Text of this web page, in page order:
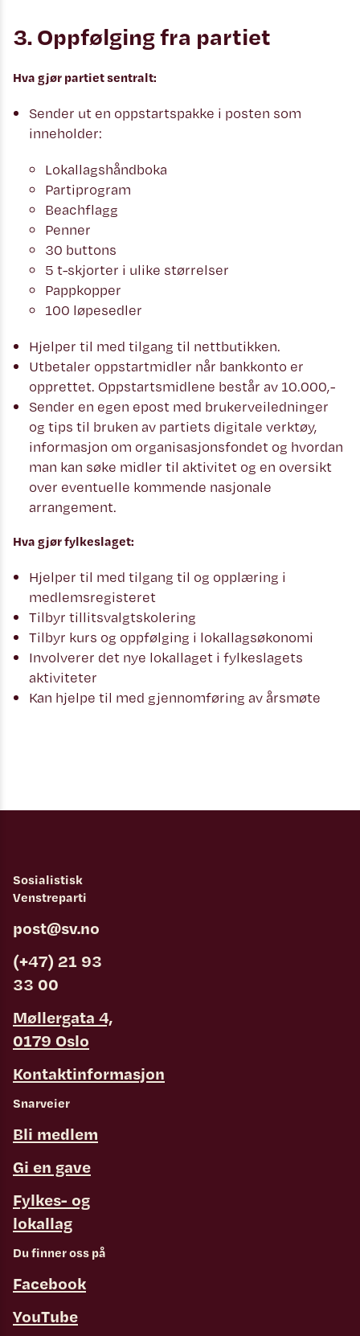
3. Oppfølging fra partiet
Hva gjør partiet sentralt:
Sender ut en oppstartspakke i posten som
inneholder:
Lokallagshåndboka
Partiprogram
Beachflagg
Penner
30 buttons
5 t-skjorter i ulike størrelser
Pappkopper
100 løpesedler
Hjelper til med tilgang til nettbutikken.
Utbetaler oppstartmidler når bankkonto er
opprettet. Oppstartsmidlene består av 10.000,-
Sender en egen epost med brukerveiledninger
og tips til bruken av partiets digitale verktøy,
informasjon om organisasjonsfondet og hvordan
man kan søke midler til aktivitet og en oversikt
over eventuelle kommende nasjonale
arrangement.
Hva gjør fylkeslaget:
Hjelper til med tilgang til og opplæring i
medlemsregisteret
Tilbyr tillitsvalgtskolering
Tilbyr kurs og oppfølging i lokallagsøkonomi
Involverer det nye lokallaget i fylkeslagets
aktiviteter
Kan hjelpe til med gjennomføring av årsmøte
Sosialistisk
Venstreparti
post@sv.no
(+47) 21 93
33 00
Møllergata 4,
0179 Oslo
Kontaktinformasjon
Snarveier
Bli medlem
Gi en gave
Fylkes- og
lokallag
Du finner oss på
Facebook
YouTube